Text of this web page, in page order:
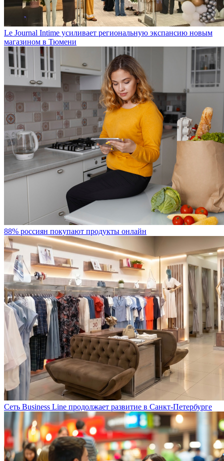
Le Journal Intime усиливает региональную экспансию новым
магазином в Тюмени
88% россиян покупают продукты онлайн
Сеть Business Line продолжает развитие в Санкт-Петербурге